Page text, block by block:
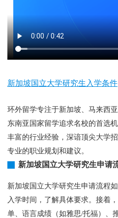
新加坡国立大学研究生入学条件
环外留学专注于新加坡、马来西
东南亚国家留学追求名校的首选
丰富的行业经验，深谙顶尖大学
专业的职业规划和建议。
新加坡国立大学研究生申请
新加坡国立大学研究生申请流程
入学时间，了解具体要求。接着
单、语言成绩（如雅思/托福）、